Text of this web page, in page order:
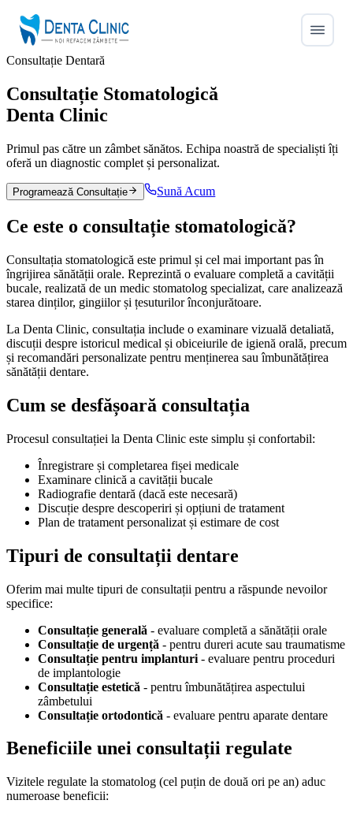
Consultație Dentară
Consultație Stomatologică
Denta Clinic
Primul pas către un zâmbet sănătos. Echipa noastră de specialiști îți
oferă un diagnostic complet și personalizat.
Programează Consultație Sună Acum
Ce este o consultație stomatologică?
Consultația stomatologică este primul și cel mai important pas în
îngrijirea sănătății orale. Reprezintă o evaluare completă a cavității
bucale, realizată de un medic stomatolog specializat, care analizează
starea dinților, gingiilor și țesuturilor înconjurătoare.
La Denta Clinic, consultația include o examinare vizuală detaliată,
discuții despre istoricul medical și obiceiurile de igienă orală, precum
și recomandări personalizate pentru menținerea sau îmbunătățirea
sănătății dentare.
Cum se desfășoară consultația
Procesul consultației la Denta Clinic este simplu și confortabil:
Înregistrare și completarea fișei medicale
Examinare clinică a cavității bucale
Radiografie dentară (dacă este necesară)
Discuție despre descoperiri și opțiuni de tratament
Plan de tratament personalizat și estimare de cost
Tipuri de consultații dentare
Oferim mai multe tipuri de consultații pentru a răspunde nevoilor
specifice:
Consultație generală - evaluare completă a sănătății orale
Consultație de urgență - pentru dureri acute sau traumatisme
Consultație pentru implanturi - evaluare pentru proceduri
de implantologie
Consultație estetică - pentru îmbunătățirea aspectului
zâmbetului
Consultație ortodontică - evaluare pentru aparate dentare
Beneficiile unei consultații regulate
Vizitele regulate la stomatolog (cel puțin de două ori pe an) aduc
numeroase beneficii: